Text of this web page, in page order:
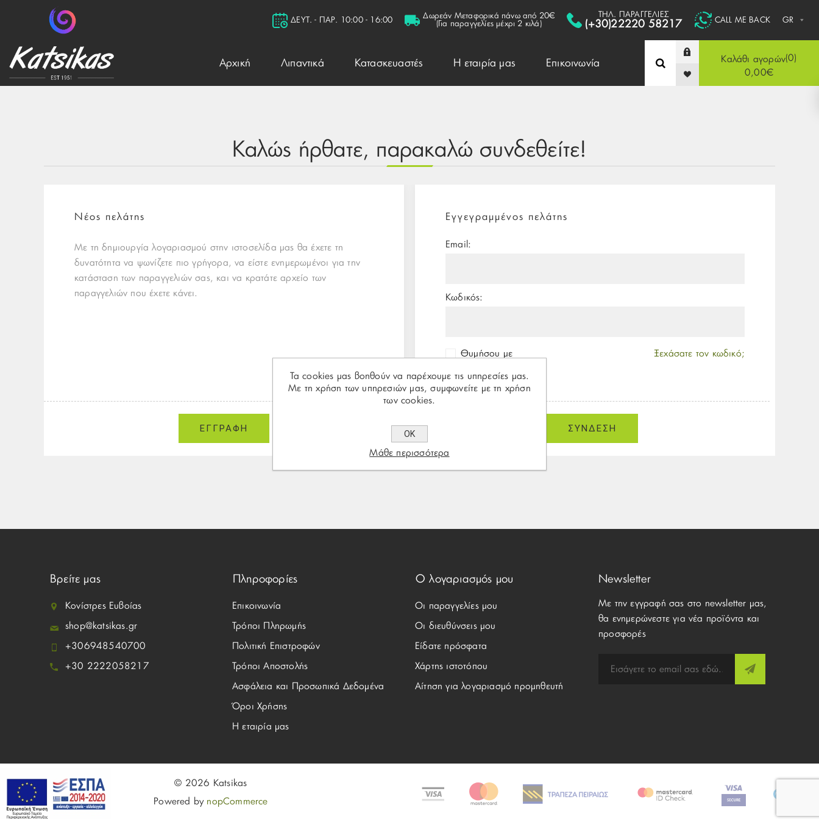
ΔΕΥΤ. - ΠΑΡ. 10:00 - 16:00
Δωρεάν Μεταφορικά πάνω από 20€
(Για παραγγελίες μέχρι 2 κιλά)
ΤΗΛ. ΠΑΡΑΓΓΕΛΙΕΣ
(+30)22220 58217 CALL ME BACK
Aρχική Λιπαντικά Κατασκευαστές Η εταιρία μας Επικοινωνία Καλάθι αγορών 0
0,00€
Καλώς ήρθατε, παρακαλώ συνδεθείτε!
Νέος πελάτης
Με τη δημιουργία λογαριασμού στην ιστοσελίδα μας θα έχετε τη
δυνατότητα να ψωνίζετε πιο γρήγορα, να είστε ενημερωμένοι για την
κατάσταση των παραγγελιών σας, και να κρατάτε αρχείο των
παραγγελιών που έχετε κάνει.
Εγγεγραμμένος πελάτης
Email:
Κωδικός:
Θυμήσου με Ξεχάσατε τον κωδικό;
Βρείτε μας
Κονίστρες Ευβοίας
shop@katsikas.gr
+306948540700
+30 2222058217
Πληροφορίες
Επικοινωνία
Τρόποι Πληρωμής
Πολιτική Επιστροφών
Τρόποι Αποστολής
Ασφάλεια και Προσωπικά Δεδομένα
Όροι Χρήσης
Η εταιρία μας
Ο λογαριασμός μου
Οι παραγγελίες μου
Οι διευθύνσεις μου
Είδατε πρόσφατα
Χάρτης ιστοτόπου
Αίτηση για λογαριασμό προμηθευτή
Newsletter
Με την εγγραφή σας στο newsletter μας,
θα ενημερώνεστε για νέα προϊόντα και
προσφορές
© 2026 Katsikas
Powered by nopCommerce
Τα cookies μας βοηθούν να παρέχουμε τις υπηρεσίες μας.
Με τη χρήση των υπηρεσιών μας, συμφωνείτε με τη χρήση
των cookies.
ΟΚ
Μάθε περισσότερα